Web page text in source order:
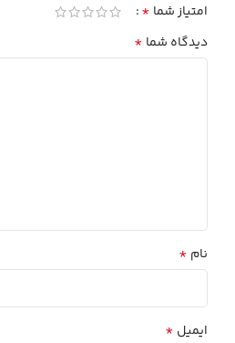
امتیاز شما *
دیدگاه شما *
نام *
ایمیل *